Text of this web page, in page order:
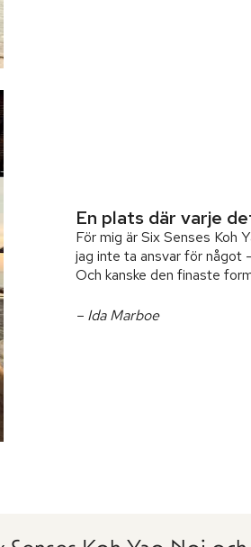
En plats där varje
För mig är Six Senses Koh
jag inte ta ansvar för något
Och kanske den finaste
– Ida Marboe